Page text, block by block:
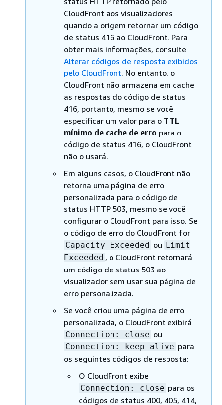
CloudFront aos visualizadores
quando a origem retornar um código
de status 416 ao CloudFront. Para
obter mais informações, consulte
Alterar códigos de resposta exibidos
pelo CloudFront. No entanto, o
CloudFront não armazena em cache
as respostas do código de status
416, portanto, mesmo se você
especificar um valor para o TTL
mínimo de cache de erro para o
código de status 416, o CloudFront
não o usará.
Em alguns casos, o CloudFront não
retorna uma página de erro
personalizada para o código de
status HTTP 503, mesmo se você
configurar o CloudFront para isso. Se
o código de erro do CloudFront for
Capacity Exceeded ou Limit
Exceeded , o CloudFront retornará
um código de status 503 ao
visualizador sem usar sua página de
erro personalizada.
Se você criou uma página de erro
personalizada, o CloudFront exibirá
Connection: close ou
Connection: keep-alive para
os seguintes códigos de resposta:
O CloudFront exibe
Connection: close para os
códigos de status 400, 405, 414,